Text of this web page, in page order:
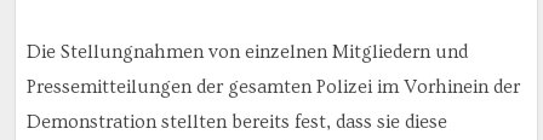
Die Stellungnahmen von einzelnen Mitgliedern und
Pressemitteilungen der gesamten Polizei im Vorhinein der
Demonstration stellten bereits fest, dass sie diese